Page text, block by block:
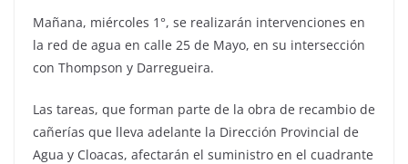
Mañana, miércoles 1°, se realizarán intervenciones en
la red de agua en calle 25 de Mayo, en su intersección
con Thompson y Darregueira.
Las tareas, que forman parte de la obra de recambio de
cañerías que lleva adelante la Dirección Provincial de
Agua y Cloacas, afectarán el suministro en el cuadrante